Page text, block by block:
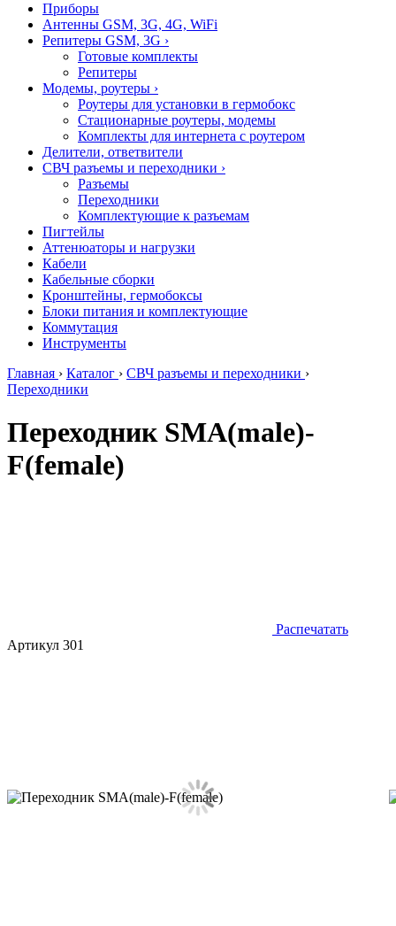
Приборы
Антенны GSM, 3G, 4G, WiFi
Репитеры GSM, 3G ›
Готовые комплекты
Репитеры
Модемы, роутеры ›
Роутеры для установки в гермобокс
Стационарные роутеры, модемы
Комплекты для интернета с роутером
Делители, ответвители
СВЧ разъемы и переходники ›
Разъемы
Переходники
Комплектующие к разъемам
Пигтейлы
Аттенюаторы и нагрузки
Кабели
Кабельные сборки
Кронштейны, гермобоксы
Блоки питания и комплектующие
Коммутация
Инструменты
Главная › Каталог › СВЧ разъемы и переходники ›
Переходники
Переходник SMA(male)-
F(female)
Распечатать
Артикул 301